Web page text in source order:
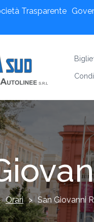
Trasparente
Orari > San Giovanni